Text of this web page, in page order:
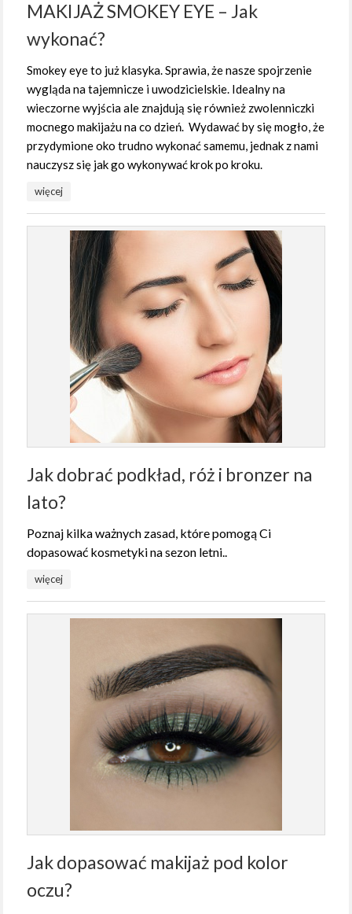
MAKIJAŻ SMOKEY EYE – Jak
wykonać?
Smokey eye to już klasyka. Sprawia, że nasze spojrzenie
wygląda na tajemnicze i uwodzicielskie. Idealny na
wieczorne wyjścia ale znajdują się również zwolenniczki
mocnego makijażu na co dzień. Wydawać by się mogło, że
przydymione oko trudno wykonać samemu, jednak z nami
nauczysz się jak go wykonywać krok po kroku.
więcej
Jak dobrać podkład, róż i bronzer na
lato?
Poznaj kilka ważnych zasad, które pomogą Ci
dopasować kosmetyki na sezon letni..
więcej
Jak dopasować makijaż pod kolor
oczu?